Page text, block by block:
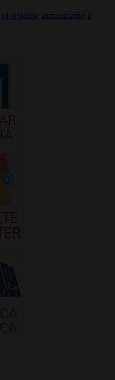
sistema inmunitario a